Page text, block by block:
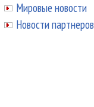
Мировые новости
Новости партнеров